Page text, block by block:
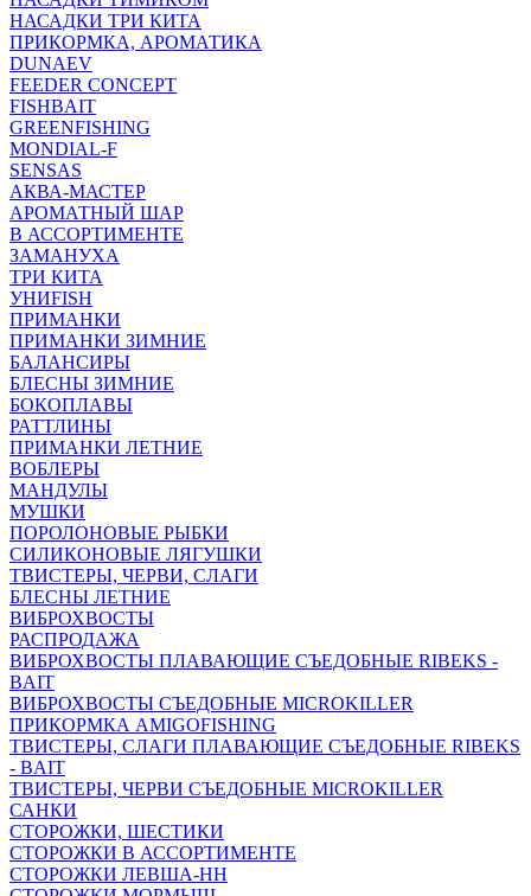
НАСАДКИ ТРИ КИТА
ПРИКОРМКА, АРОМАТИКА
DUNAEV
FEEDER CONCEPT
FISHBAIT
GREENFISHING
MONDIAL-F
SENSAS
АКВА-МАСТЕР
АРОМАТНЫЙ ШАР
В АССОРТИМЕНТЕ
ЗАМАНУХА
ТРИ КИТА
УНИFISH
ПРИМАНКИ
ПРИМАНКИ ЗИМНИЕ
БАЛАНСИРЫ
БЛЕСНЫ ЗИМНИЕ
БОКОПЛАВЫ
РАТТЛИНЫ
ПРИМАНКИ ЛЕТНИЕ
ВОБЛЕРЫ
МАНДУЛЫ
МУШКИ
ПОРОЛОНОВЫЕ РЫБКИ
СИЛИКОНОВЫЕ ЛЯГУШКИ
ТВИСТЕРЫ, ЧЕРВИ, СЛАГИ
БЛЕСНЫ ЛЕТНИЕ
ВИБРОХВОСТЫ
РАСПРОДАЖА
ВИБРОХВОСТЫ ПЛАВАЮЩИЕ СЪЕДОБНЫЕ RIBEKS -
BAIT
ВИБРОХВОСТЫ СЪЕДОБНЫЕ MICROKILLER
ПРИКОРМКА AMIGOFISHING
ТВИСТЕРЫ, СЛАГИ ПЛАВАЮЩИЕ СЪЕДОБНЫЕ RIBEKS
- BAIT
ТВИСТЕРЫ, ЧЕРВИ СЪЕДОБНЫЕ MICROKILLER
САНКИ
СТОРОЖКИ, ШЕСТИКИ
СТОРОЖКИ В АССОРТИМЕНТЕ
СТОРОЖКИ ЛЕВША-НН